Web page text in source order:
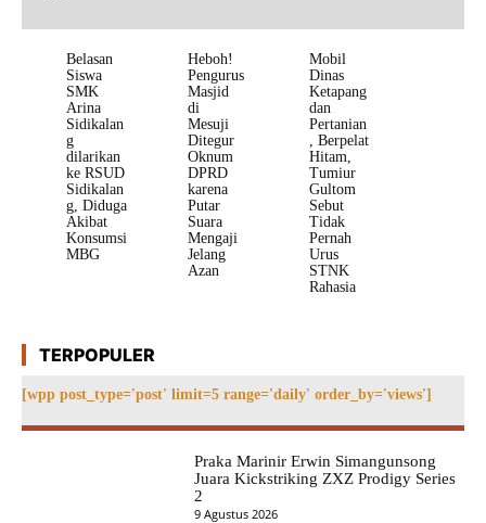
Belasan
Siswa
SMK
Arina
Sidikalan
g
dilarikan
ke RSUD
Sidikalan
g, Diduga
Akibat
Konsumsi
MBG
Heboh!
Pengurus
Masjid
di
Mesuji
Ditegur
Oknum
DPRD
karena
Putar
Suara
Mengaji
Jelang
Azan
Mobil
Dinas
Ketapang
dan
Pertanian
, Berpelat
Hitam,
Tumiur
Gultom
Sebut
Tidak
Pernah
Urus
STNK
Rahasia
TERPOPULER
[wpp post_type='post' limit=5 range='daily' order_by='views']
Praka Marinir Erwin Simangunsong
Juara Kickstriking ZXZ Prodigy Series
2
9 Agustus 2026